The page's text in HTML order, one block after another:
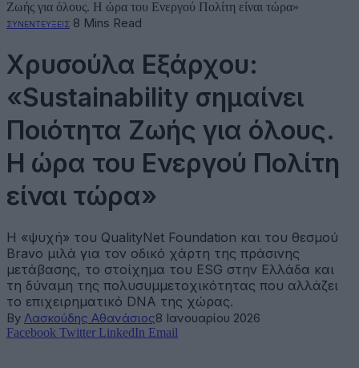
Ζωής για όλους. Η ώρα του Ενεργού Πολίτη είναι τώρα»
ΣΥΝΕΝΤΕΥΞΕΙΣ 8 Mins Read
Χρυσούλα Εξάρχου:
«Sustainability σημαίνει
Ποιότητα Ζωής για όλους.
Η ώρα του Ενεργού Πολίτη
είναι τώρα»
Η «ψυχή» του QualityNet Foundation και του θεσμού
Bravo μιλά για τον οδικό χάρτη της πράσινης
μετάβασης, το στοίχημα του ESG στην Ελλάδα και
τη δύναμη της πολυσυμμετοχικότητας που αλλάζει
το επιχειρηματικό DNA της χώρας.
By Λασκούδης Αθανάσιος8 Ιανουαρίου 2026
Facebook Twitter LinkedIn Email